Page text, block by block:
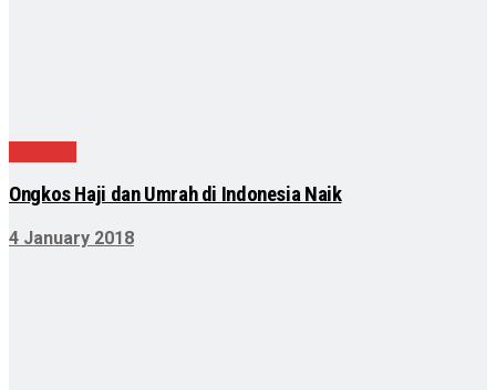
Ongkos Haji dan Umrah di Indonesia Naik
4 January 2018